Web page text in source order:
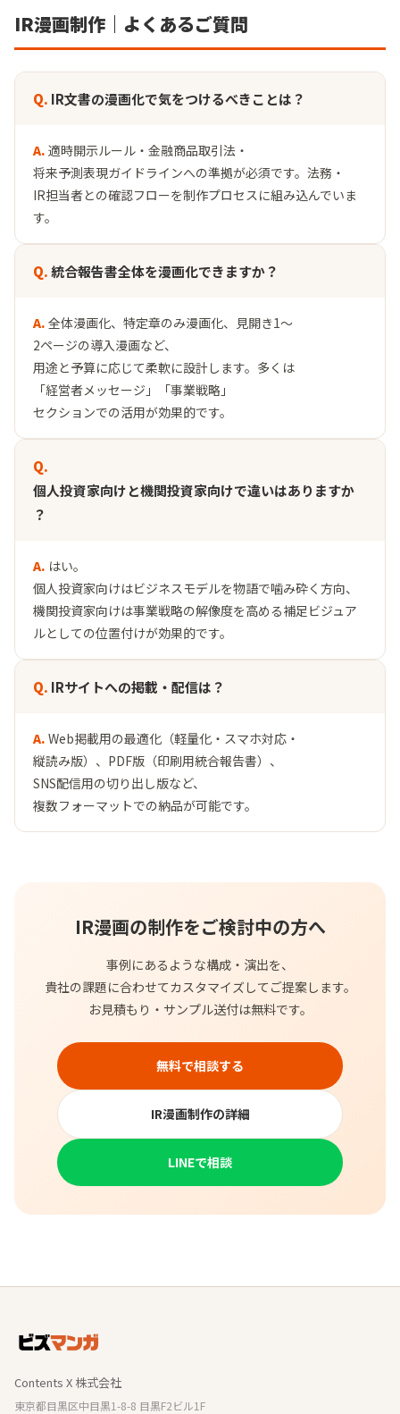
IR漫画制作｜よくあるご質問
IR文書の漫画化で気をつけるべきことは？
適時開示ルール・金融商品取引法・
将来予測表現ガイドラインへの準拠が必須です。法務・
IR担当者との確認フローを制作プロセスに組み込んでいま
す。
統合報告書全体を漫画化できますか？
全体漫画化、特定章のみ漫画化、見開き1〜
2ページの導入漫画など、
用途と予算に応じて柔軟に設計します。多くは
「経営者メッセージ」「事業戦略」
セクションでの活用が効果的です。
個人投資家向けと機関投資家向けで違いはありますか
？
はい。
個人投資家向けはビジネスモデルを物語で噛み砕く方向、
機関投資家向けは事業戦略の解像度を高める補足ビジュア
ルとしての位置付けが効果的です。
IRサイトへの掲載・配信は？
Web掲載用の最適化（軽量化・スマホ対応・
縦読み版）、PDF版（印刷用統合報告書）、
SNS配信用の切り出し版など、
複数フォーマットでの納品が可能です。
IR漫画の制作をご検討中の方へ
事例にあるような構成・演出を、
貴社の課題に合わせてカスタマイズしてご提案します。
お見積もり・サンプル送付は無料です。
無料で相談する
IR漫画制作の詳細
LINEで相談
Contents X 株式会社
東京都目黒区中目黒1-8-8 目黒F2ビル1F